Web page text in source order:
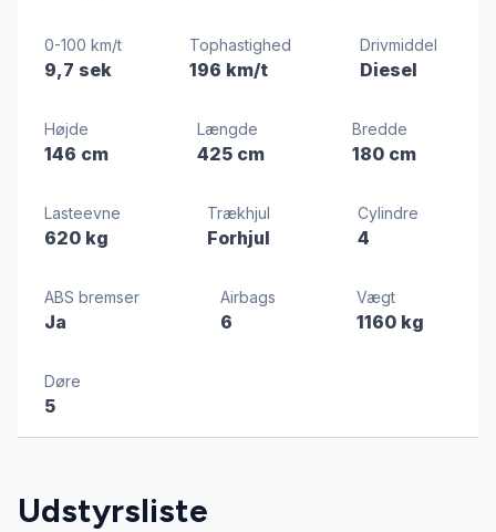
0-100 km/t
9,7 sek
Tophastighed
196 km/t
Drivmiddel
Diesel
Højde
146 cm
Længde
425 cm
Bredde
180 cm
Lasteevne
620 kg
Trækhjul
Forhjul
Cylindre
4
ABS bremser
Ja
Airbags
6
Vægt
1160 kg
Døre
5
Udstyrsliste